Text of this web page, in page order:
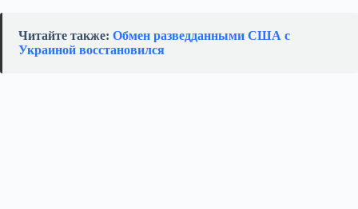
Читайте также: Обмен разведданными США с
Украиной восстановился